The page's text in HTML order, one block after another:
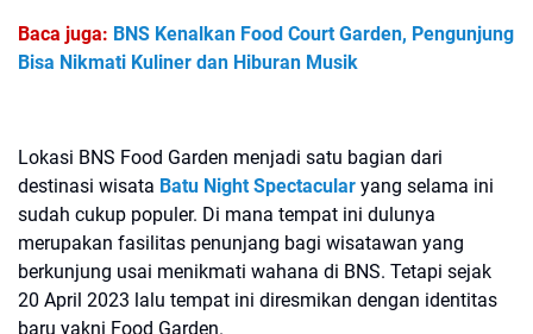
Baca juga: BNS Kenalkan Food Court Garden, Pengunjung
Bisa Nikmati Kuliner dan Hiburan Musik
Lokasi BNS Food Garden menjadi satu bagian dari
destinasi wisata Batu Night Spectacular yang selama ini
sudah cukup populer. Di mana tempat ini dulunya
merupakan fasilitas penunjang bagi wisatawan yang
berkunjung usai menikmati wahana di BNS. Tetapi sejak
20 April 2023 lalu tempat ini diresmikan dengan identitas
baru yakni Food Garden.